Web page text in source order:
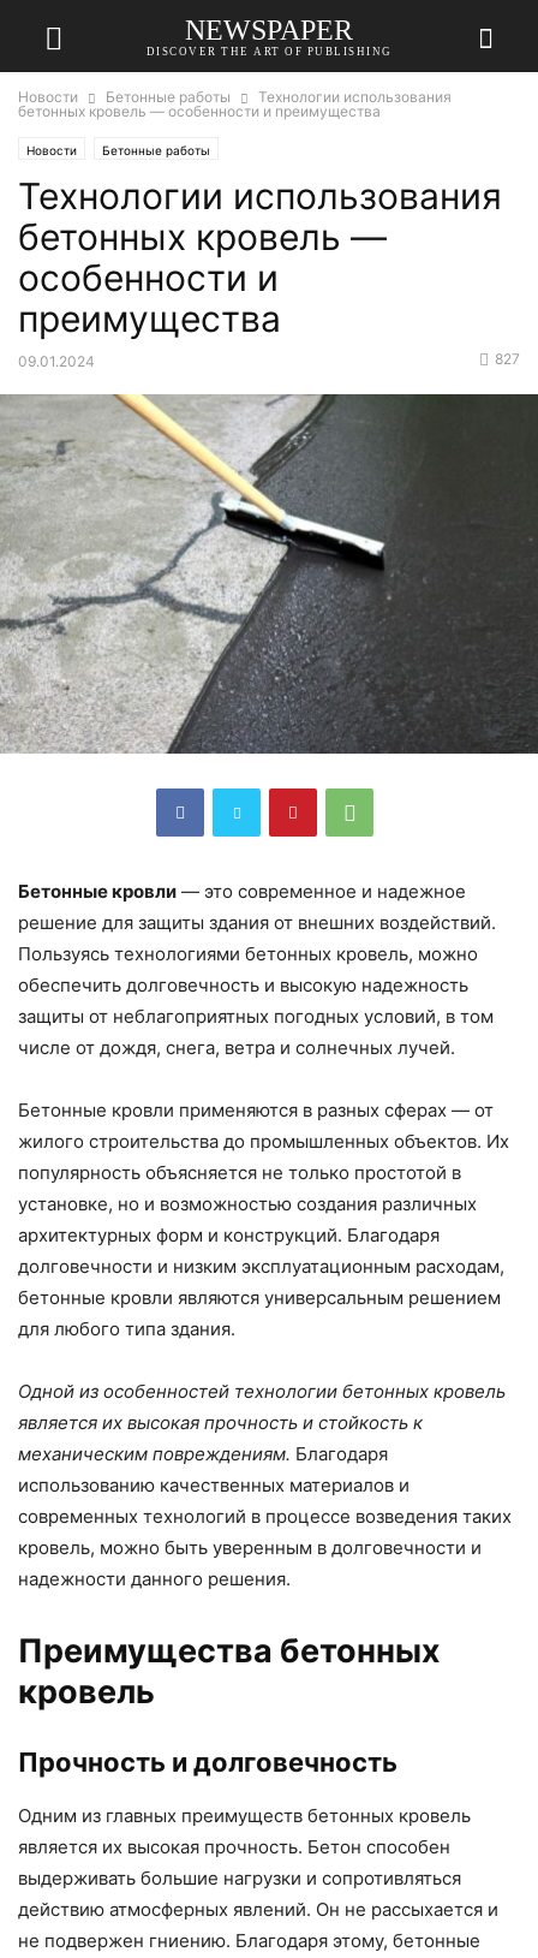
NEWSPAPER
DISCOVER THE ART OF PUBLISHING
Новости Бетонные работы
Технологии использования
бетонных кровель — особенности и преимущества
Новости Бетонные работы
Технологии использования
бетонных кровель —
особенности и
преимущества
09.01.2024 827
Бетонные кровли — это современное и надежное
решение для защиты здания от внешних воздействий.
Пользуясь технологиями бетонных кровель, можно
обеспечить долговечность и высокую надежность
защиты от неблагоприятных погодных условий, в том
числе от дождя, снега, ветра и солнечных лучей.
Бетонные кровли применяются в разных сферах — от
жилого строительства до промышленных объектов. Их
популярность объясняется не только простотой в
установке, но и возможностью создания различных
архитектурных форм и конструкций. Благодаря
долговечности и низким эксплуатационным расходам,
бетонные кровли являются универсальным решением
для любого типа здания.
Одной из особенностей технологии бетонных кровель
является их высокая прочность и стойкость к
механическим повреждениям. Благодаря
использованию качественных материалов и
современных технологий в процессе возведения таких
кровель, можно быть уверенным в долговечности и
надежности данного решения.
Преимущества бетонных
кровель
Прочность и долговечность
Одним из главных преимуществ бетонных кровель
является их высокая прочность. Бетон способен
выдерживать большие нагрузки и сопротивляться
действию атмосферных явлений. Он не рассыхается и
не подвержен гниению. Благодаря этому, бетонные